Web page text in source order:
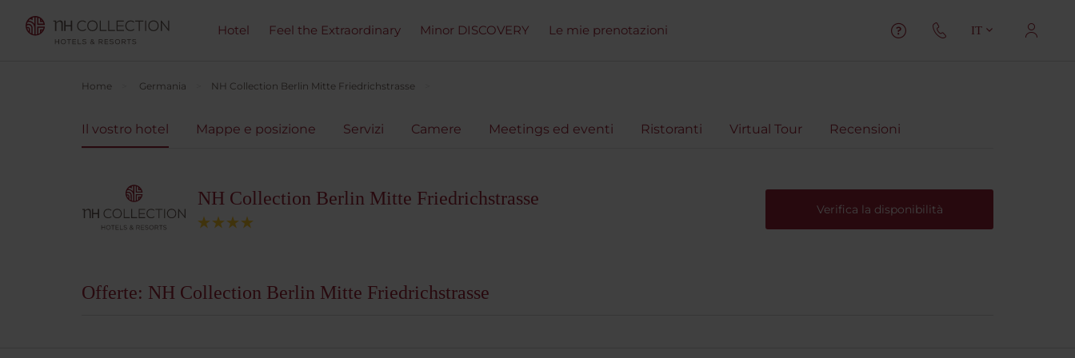
Hotel Feel the Extraordinary Minor DISCOVERY Le mie prenotazioni IT
Home Germania NH Collection Berlin Mitte Friedrichstrasse
Il vostro hotel Mappe e posizione Servizi Camere Meetings ed eventi Ristoranti Virtual Tour Recensioni
NH Collection Berlin Mitte Friedrichstrasse
Verifica la disponibilità
Offerte: NH Collection Berlin Mitte Friedrichstrasse